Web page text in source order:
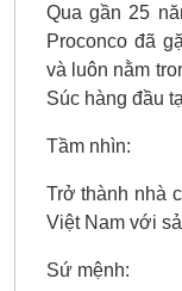
Qua gần 25
Proconco đã
và luôn nằm
Súc hàng đầu
Tầm nhìn:
Trở thành nhà
Việt Nam với
Sứ mệnh: